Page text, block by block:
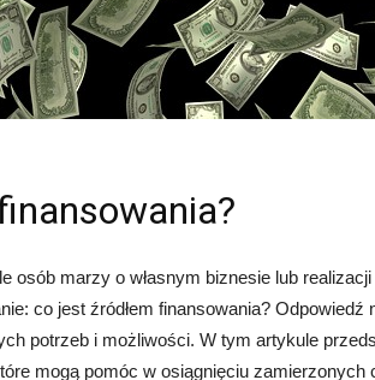
osób marzy o własnym biznesie lub
co jest źródłem finansowania? Odpowiedź
potrzeb i możliwości. W tym artykule
mogą pomóc w osiągnięciu zamierzonych